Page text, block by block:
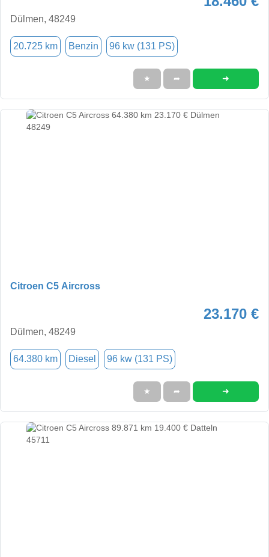
Dülmen, 48249
20.725 km Benzin 96 kw (131 PS)
★ ➦ ➜
Citroen C5 Aircross
23.170 €
Dülmen, 48249
64.380 km Diesel 96 kw (131 PS)
★ ➦ ➜